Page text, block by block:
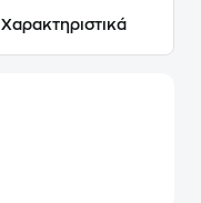
Χαρακτηριστικά